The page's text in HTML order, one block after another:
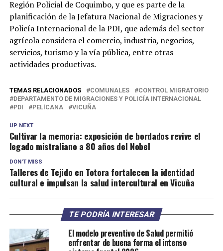
Región Policial de Coquimbo, y que es parte de la
planificación de la Jefatura Nacional de Migraciones y
Policía Internacional de la PDI, que además del sector
agrícola considera el comercio, industria, negocios,
servicios, turismo y la vía pública, entre otras
actividades productivas.
TEMAS RELACIONADOS COMUNALES
CONTROL MIGRATORIO
DEPARTAMENTO DE MIGRACIONES Y POLICÍA INTERNACIONAL
PDI
PELÍCANA VICUÑA
UP NEXT
Cultivar la memoria: exposición de bordados revive el
legado mistraliano a 80 años del Nobel
DON'T MISS
Talleres de Tejido en Totora fortalecen la identidad
cultural e impulsan la salud intercultural en Vicuña
TE PODRÍA INTERESAR
El modelo preventivo de Salud permitió
enfrentar de buena forma el intenso